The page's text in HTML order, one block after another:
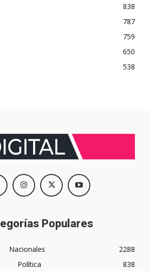
838
787
759
650
538
Populares
Nacionales
2288
Política
838